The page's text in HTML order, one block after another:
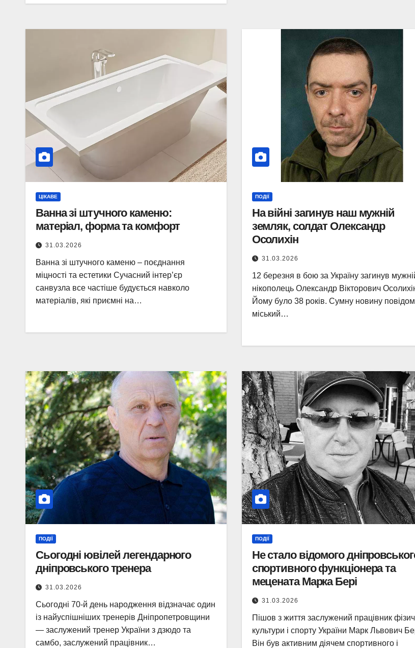
ЦІКАВЕ
Ванна зі штучного каменю:
матеріал, форма та комфорт
31.03.2026
Ванна зі штучного каменю – поєднання
міцності та естетики Сучасний інтер’єр
санвузла все частіше будується навколо
матеріалів, які приємні на…
ПОДІЇ
На війні загинув наш мужній
земляк, солдат Олександр
Осолихін
31.03.2026
12 березня в бою за Україну загинув
нікополець Олександр Вікторович
Йому було 38 років. Сумну новину
міський…
ПОДІЇ
Сьогодні ювілей легендарного
дніпровського тренера
31.03.2026
Сьогодні 70-й день народження відзначає один
із найуспішніших тренерів Дніпропетровщини
— заслужений тренер України з дзюдо та
самбо, заслужений працівник…
ПОДІЇ
Не стало відомого
спортивного функціонера та
мецената Марка Бері
31.03.2026
Пішов з життя заслужений працівник
культури і спорту України Марк Львович
Він був активним діячем спортивного і